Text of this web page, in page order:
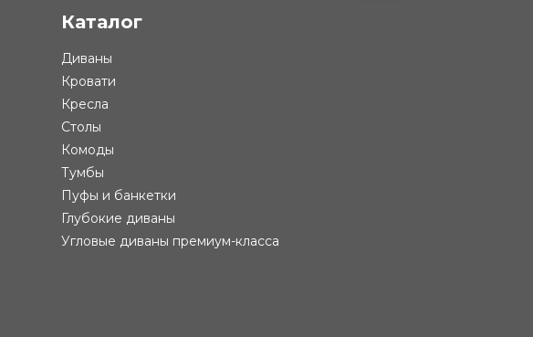
Каталог
Диваны
Кровати
Кресла
Столы
Комоды
Тумбы
Пуфы и банкетки
Глубокие диваны
Угловые диваны премиум-класса